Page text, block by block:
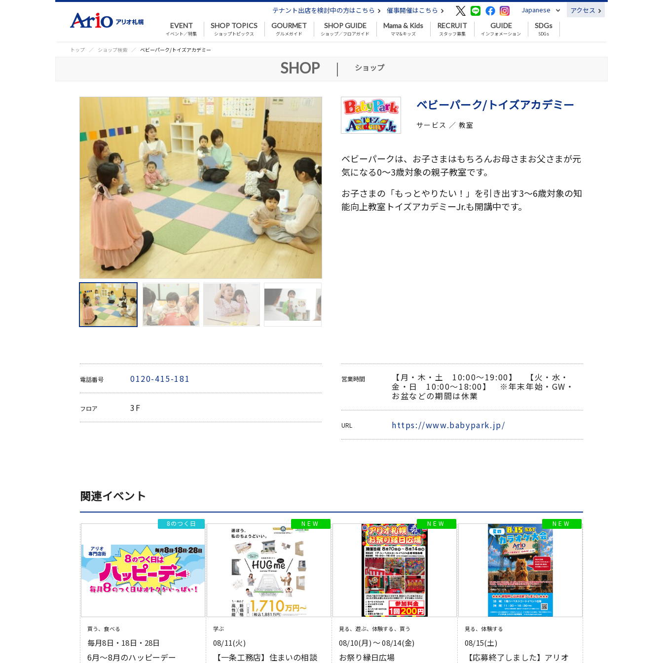
テナント出店を検討中の方はこちら 催事開催はこちら Japanese アクセス
EVENT
イベント／特集
SHOP TOPICS
ショップトピックス
GOURMET
グルメガイド
SHOP GUIDE
ショップ／フロアガイド
Mama & Kids
ママ&キッズ
RECRUIT
スタッフ募集
GUIDE
インフォメーション
SDGs
SDGs
トップ ショップ検索 ベビーパーク/トイズアカデミー
SHOP | ショップ
ベビーパーク/トイズアカデミー
サービス ／ 教室
ベビーパークは、お子さまはもちろんお母さまお父さまが元
気になる0～3歳対象の親子教室です。
お子さまの「もっとやりたい！」を引き出す3～6歳対象の知
能向上教室トイズアカデミーJr.も開講中です。
電話番号 0120-415-181
フロア 3F
営業時間 【月・木・土 10:00～19:00】 【火・水・
金・日 10:00～18:00】 ※年末年始・GW・
お盆などの期間は休業
URL https://www.babypark.jp/
関連イベント
買う、食べる
毎月8日・18日・28日
6月～8月のハッピーデー
8のつく日
学ぶ
08/11(火)
【一条工務店】住まいの相談
見る、遊ぶ、体験する、買う
08/10(月) 〜 08/14(金)
お祭り縁日広場
見る、体験する
08/15(土)
【応募終了しました】アリオ